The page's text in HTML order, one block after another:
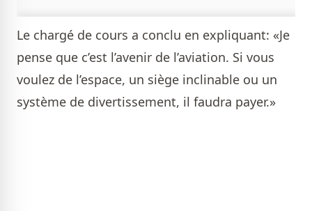
Le chargé de cours a conclu en expliquant: «Je
pense que c’est l’avenir de l’aviation. Si vous
voulez de l’espace, un siège inclinable ou un
système de divertissement, il faudra payer.»